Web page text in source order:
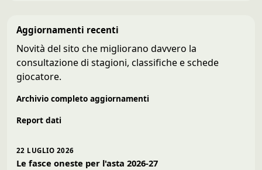
Aggiornamenti recenti
Novità del sito che migliorano davvero la
consultazione di stagioni, classifiche e schede
giocatore.
Archivio completo aggiornamenti
Report dati
22 LUGLIO 2026
Le fasce oneste per l'asta 2026-27